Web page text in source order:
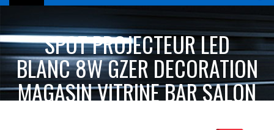
SPOT PROJECTEUR LED
BLANC 8W GZER DECORATION
MAGASIN VITRINE BAR SALON